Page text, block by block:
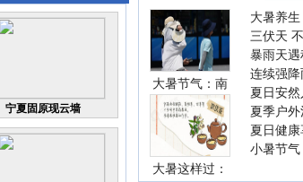
宁夏固原现云墙
大暑节气：南
大暑这样过：
大暑养
三伏天
要点请收
暴雨天
险提示请
连续强
灾害 这
夏日安
温小贴士
夏季户
防暑健身
夏日健
记“两注
小暑节气